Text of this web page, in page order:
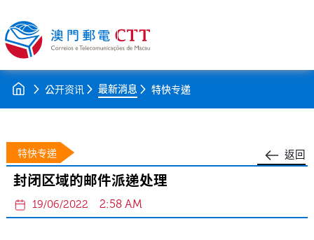
公开资讯 最新消息 特快专递
返回
特快专递
封闭区域的邮件派递处理
19/06/2022 2:58 AM